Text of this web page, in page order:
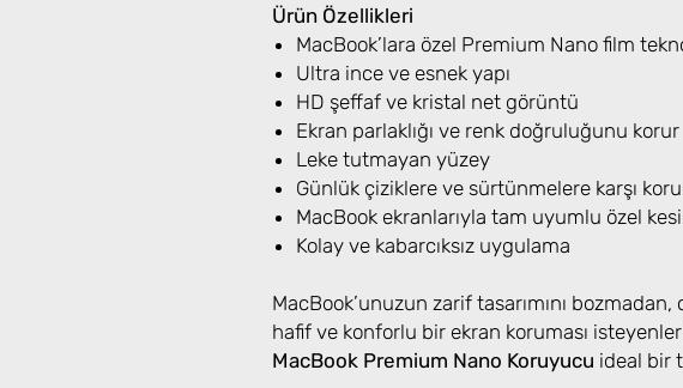
Ürün Özellikleri
MacBook’lara özel Premium Nano film
Ultra ince ve esnek yapı
HD şeffaf ve kristal net görüntü
Ekran parlaklığı ve renk doğruluğunu korur
Leke tutmayan yüzey
Günlük çiziklere ve sürtünmelere karşı
MacBook ekranlarıyla tam uyumlu özel
Kolay ve kabarcıksız uygulama
MacBook’unuzun zarif tasarımını
hafif ve konforlu bir ekran koruması
MacBook Premium Nano Koruyucu ideal bir